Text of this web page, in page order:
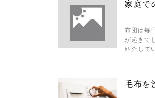
家庭で
布団は毎
が起きて
紹介して
毛布を